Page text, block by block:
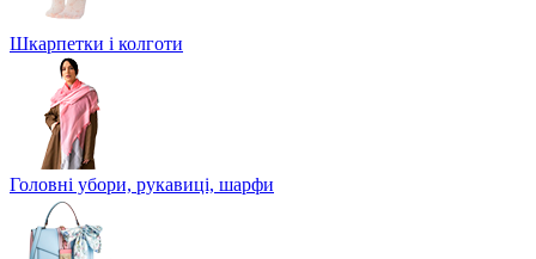
Шкарпетки і колготи
Головні убори, рукавиці, шарфи